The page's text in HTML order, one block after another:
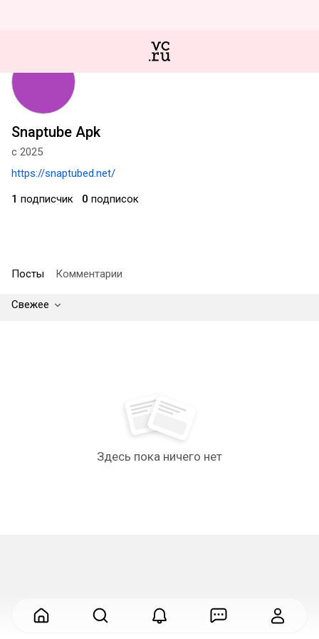
Snaptube Apk
с 2025
https://snaptubed.net/
1 подписчик 0 подписок
Посты Комментарии
Свежее
Здесь пока ничего нет